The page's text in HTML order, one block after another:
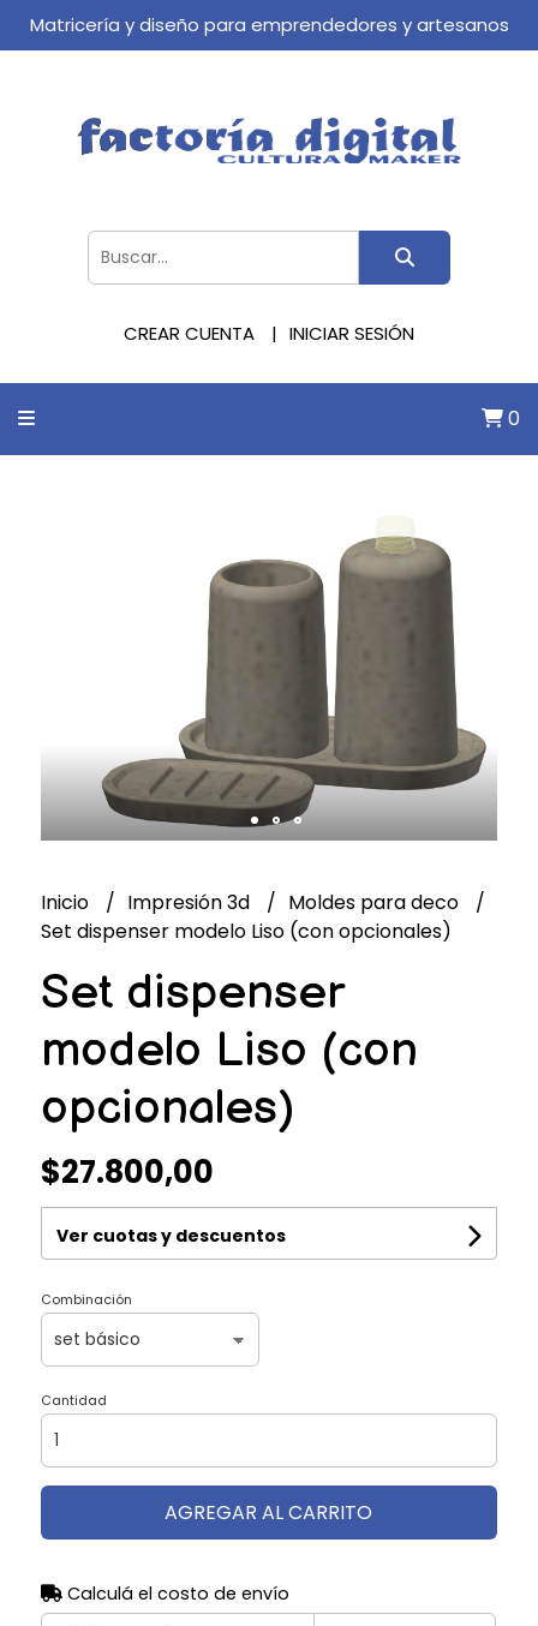
Matricería y diseño para emprendedores y artesanos
CREAR CUENTA INICIAR SESIÓN
0
Inicio Impresión 3d
Moldes para deco
Set dispenser modelo Liso (con opcionales)
Set dispenser
modelo Liso (con
opcionales)
$27.800,00
Ver cuotas y descuentos
Combinación
Cantidad
AGREGAR AL CARRITO
Calculá el costo de envío